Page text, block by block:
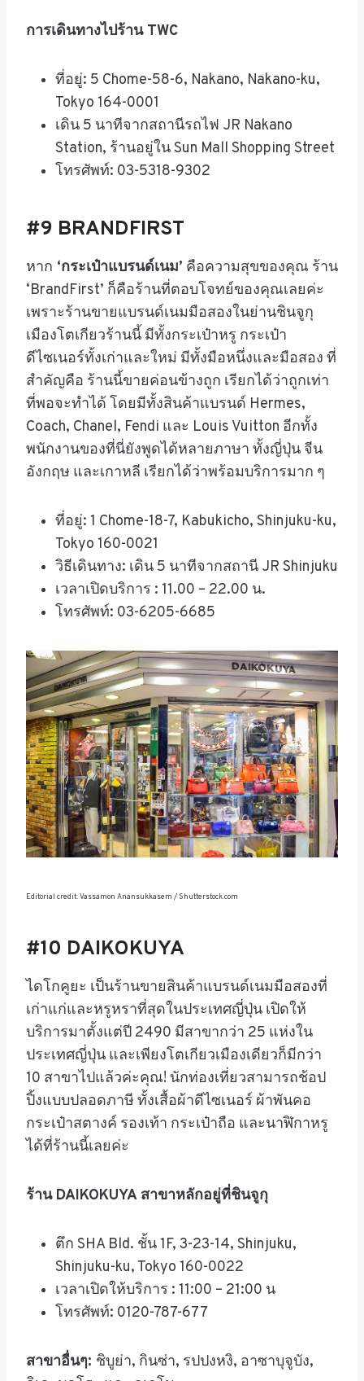
การเดินทางไปร้านTWC
ที่อยู่: 5 Chome-58-6, Nakano, Nakano-ku,
Tokyo 164-0001
เดิน 5 นาทีจากสถานีรถไฟ JR Nakano
Station, ร้านอยู่ในSun Mall Shopping Street
โทรศัพท์: 03-5318-9302
#9 BRANDFIRST
หาก ‘กระเป๋าแบรนด์เนม’ คือความสุขของคุณ ร้าน
‘BrandFirst’ ก็คือร้านที่ตอบโจทย์ของคุณเลยค่ะ
เพราะร้านขายแบรนด์เนมมือสองในย่านชินจูกุ
เมืองโตเกียวร้านนี้ มีทั้งกระเป๋าหรู กระเป๋า
ดีไซเนอร์ทั้งเก่าและใหม่ มีทั้งมือหนึ่งและมือสอง ที่
สำคัญคือ ร้านนี้ขายค่อนข้างถูก เรียกได้ว่าถูกเท่า
ที่พอจะทำได้ โดยมีทั้งสินค้าแบรนด์ Hermes,
Coach, Chanel, Fendi และ Louis Vuitton อีกทั้ง
พนักงานของที่นี่ยังพูดได้หลายภาษา ทั้งญี่ปุ่น จีน
อังกฤษ และเกาหลี เรียกได้ว่าพร้อมบริการมาก ๆ
ที่อยู่: 1 Chome-18-7, Kabukicho, Shinjuku-ku,
Tokyo 160-0021
วิธีเดินทาง: เดิน 5 นาทีจากสถานี JR Shinjuku
เวลาเปิดบริการ : 11.00 – 22.00 น.
โทรศัพท์: 03-6205-6685
Editorial credit: Vassamon Anansukkasem / Shutterstock.com
#10 DAIKOKUYA
ไดโกคูยะ เป็นร้านขายสินค้าแบรนด์เนมมือสองที่
เก่าแก่และหรูหราที่สุดในประเทศญี่ปุ่น เปิดให้
บริการมาตั้งแต่ปี 2490 มีสาขากว่า 25 แห่งใน
ประเทศญี่ปุ่น และเพียงโตเกียวเมืองเดียวก็มีกว่า
10 สาขาไปแล้วค่ะคุณ! นักท่องเที่ยวสามารถช้อป
ปิ้งแบบปลอดภาษี ทั้งเสื้อผ้าดีไซเนอร์ ผ้าพันคอ
กระเป๋าสตางค์ รองเท้า กระเป๋าถือ และนาฬิกาหรู
ได้ที่ร้านนี้เลยค่ะ
ร้านDAIKOKUYA สาขาหลักอยู่ที่ชินจูกุ
ตึก SHA Bld. ชั้น 1F, 3-23-14, Shinjuku,
Shinjuku-ku, Tokyo 160-0022
เวลาเปิดให้บริการ : 11:00 – 21:00 น
โทรศัพท์: 0120-787-677
สาขาอื่นๆ: ชิบูย่า, กินซ่า, รปปงหงิ, อาซาบุจูบัง,